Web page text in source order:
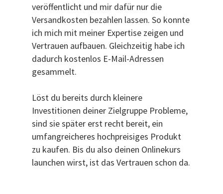
veröffentlicht und mir dafür nur die
Versandkosten bezahlen lassen. So konnte
ich mich mit meiner Expertise zeigen und
Vertrauen aufbauen. Gleichzeitig habe ich
dadurch kostenlos E-Mail-Adressen
gesammelt.
Löst du bereits durch kleinere
Investitionen deiner Zielgruppe Probleme,
sind sie später erst recht bereit, ein
umfangreicheres hochpreisiges Produkt
zu kaufen. Bis du also deinen Onlinekurs
launchen wirst, ist das Vertrauen schon da.